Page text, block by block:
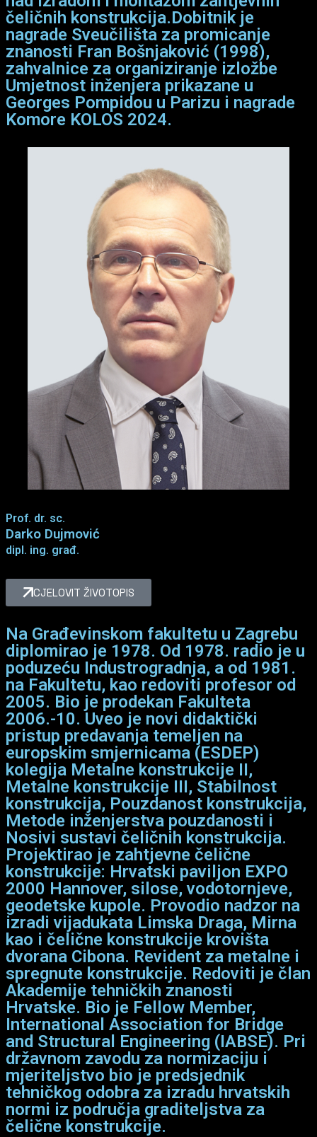
čeličnih konstrukcija.Dobitnik je
nagrade Sveučilišta za promicanje
znanosti Fran Bošnjaković (1998),
zahvalnice za organiziranje izložbe
Umjetnost inženjera prikazane u
Georges Pompidou u Parizu i nagrade
Komore KOLOS 2024.
Prof. dr. sc.
Darko Dujmović
dipl. ing. građ.
CJELOVIT ŽIVOTOPIS
Na Građevinskom fakultetu u Zagrebu
diplomirao je 1978. Od 1978. radio je u
poduzeću Industrogradnja, a od 1981.
na Fakultetu, kao redoviti profesor od
2005. Bio je prodekan Fakulteta
2006.-10. Uveo je novi didaktički
pristup predavanja temeljen na
europskim smjernicama (ESDEP)
kolegija Metalne konstrukcije II,
Metalne konstrukcije III, Stabilnost
konstrukcija, Pouzdanost konstrukcija,
Metode inženjerstva pouzdanosti i
Nosivi sustavi čeličnih konstrukcija.
Projektirao je zahtjevne čelične
konstrukcije: Hrvatski paviljon EXPO
2000 Hannover, silose, vodotornjeve,
geodetske kupole. Provodio nadzor na
izradi vijadukata Limska Draga, Mirna
kao i čelične konstrukcije krovišta
dvorana Cibona. Revident za metalne i
spregnute konstrukcije. Redoviti je član
Akademije tehničkih znanosti
Hrvatske. Bio je Fellow Member,
International Association for Bridge
and Structural Engineering (IABSE). Pri
državnom zavodu za normizaciju i
mjeriteljstvo bio je predsjednik
tehničkog odobra za izradu hrvatskih
normi iz područja graditeljstva za
čelične konstrukcije.